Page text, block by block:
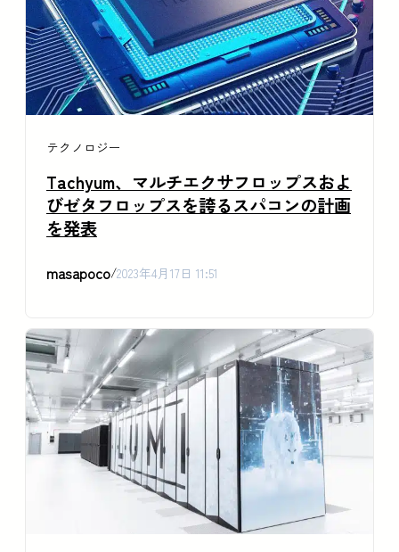
テクノロジー
Tachyum、マルチエクサフロップスおよ
びゼタフロップスを誇るスパコンの計画
を発表
masapoco/2023年4月17日 11:51